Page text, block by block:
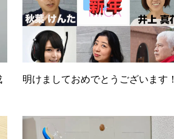
明けましておめでとうございます！